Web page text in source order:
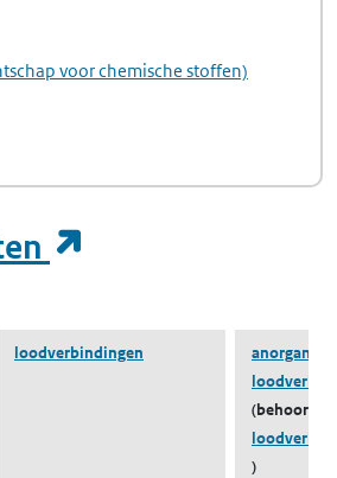
voor chemische stoffen)
in een nieuw tabblad)
loodverbindingen
(behoort
)